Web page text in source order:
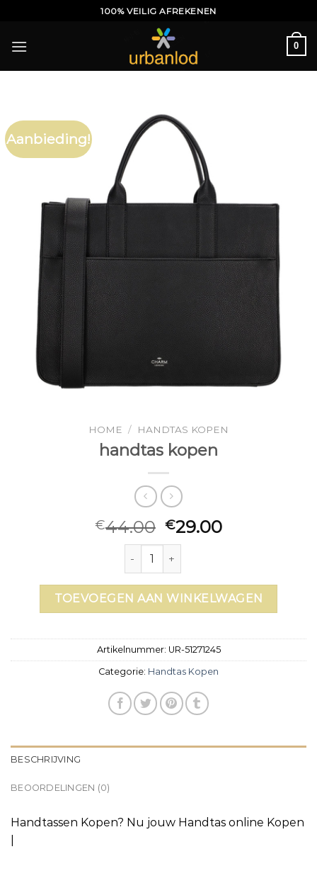
inhoud
100% VEILIG AFREKENEN
0
Aanbieding!
HOME / HANDTAS KOPEN
handtas kopen
€44.00 €29.00
handtas kopen aantal
TOEVOEGEN AAN WINKELWAGEN
Artikelnummer: UR-51271245
Categorie: Handtas Kopen
BESCHRIJVING
BEOORDELINGEN (0)
Handtassen Kopen? Nu jouw Handtas online Kopen